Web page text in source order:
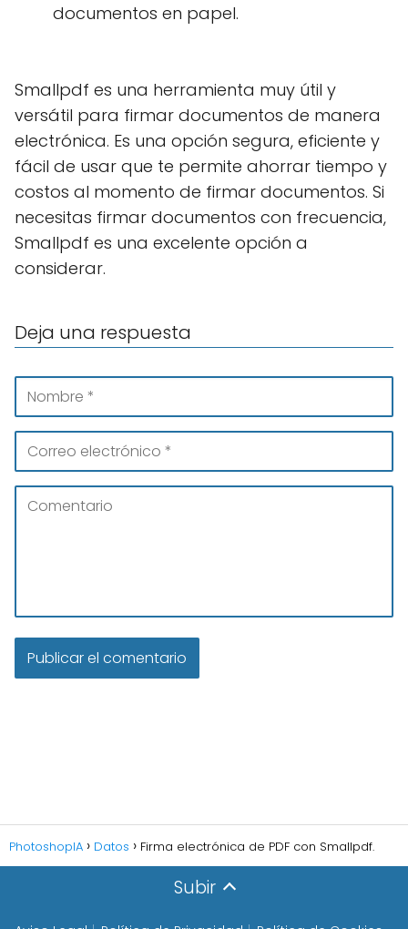
documentos en papel.
Smallpdf es una herramienta muy útil y
versátil para firmar documentos de manera
electrónica. Es una opción segura, eficiente y
fácil de usar que te permite ahorrar tiempo y
costos al momento de firmar documentos. Si
necesitas firmar documentos con frecuencia,
Smallpdf es una excelente opción a
considerar.
Deja una respuesta
PhotoshopIA Datos Firma electrónica de PDF con Smallpdf.
Subir